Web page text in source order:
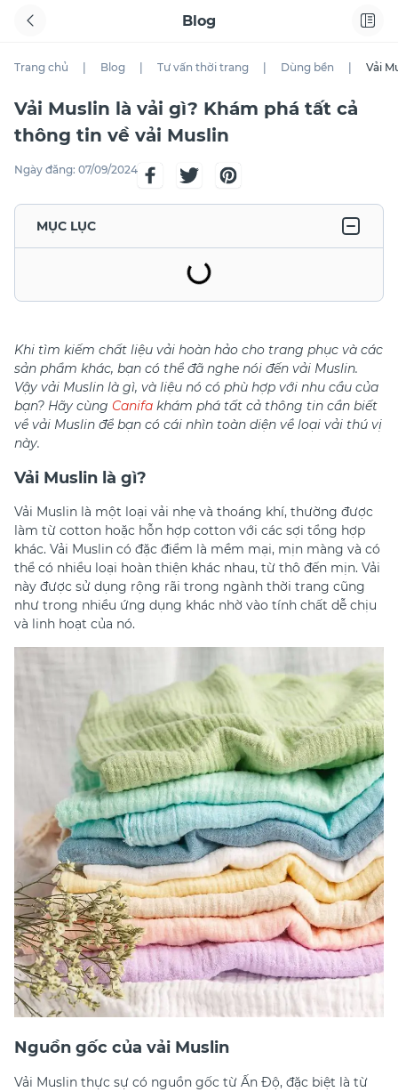
Blog
Trang chủ Blog Tư vấn thời trang Dùng bền Vải
Vải Muslin là vải gì? Khám phá tất cả
thông tin về vải Muslin
Ngày đăng: 07/09/2024
MỤC LỤC
Khi tìm kiếm chất liệu vải hoàn hảo cho trang phục và các
sản phẩm khác, bạn có thể đã nghe nói đến vải Muslin.
Vậy vải Muslin là gì, và liệu nó có phù hợp với nhu cầu của
bạn? Hãy cùng Canifa khám phá tất cả thông tin cần biết
về vải Muslin để bạn có cái nhìn toàn diện về loại vải thú vị
này.
Vải Muslin là gì?
Vải Muslin là một loại vải nhẹ và thoáng khí, thường được
làm từ cotton hoặc hỗn hợp cotton với các sợi tổng hợp
khác. Vải Muslin có đặc điểm là mềm mại, mịn màng và có
thể có nhiều loại hoàn thiện khác nhau, từ thô đến mịn. Vải
này được sử dụng rộng rãi trong ngành thời trang cũng
như trong nhiều ứng dụng khác nhờ vào tính chất dễ chịu
và linh hoạt của nó.
Nguồn gốc của vải Muslin
Vải Muslin thực sự có nguồn gốc từ Ấn Độ, đặc biệt là từ